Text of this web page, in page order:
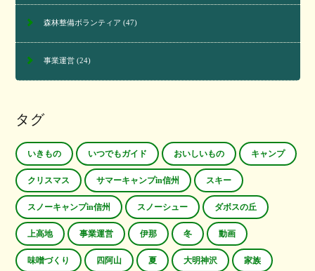
森林整備ボランティア (47)
事業運営(24)
タグ
いきもの いつでもガイド おいしいもの キャンプ
クリスマス サマーキャンプin信州 スキー
スノーキャンプin信州 スノーシュー ダボスの丘
上高地 事業運営 伊那 冬 動画
味噌づくり 四阿山 夏 大明神沢 家族